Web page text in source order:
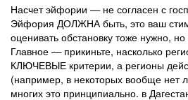
Насчет эйфории — не согласен с
Эйфория ДОЛЖНА быть, это ваш
оценивать обстановку тоже нужно, но
Главное — прикиньте, насколько
КЛЮЧЕВЫЕ критерии, а регионы
(например, в некоторых вообще нет
многих это принципиально. в